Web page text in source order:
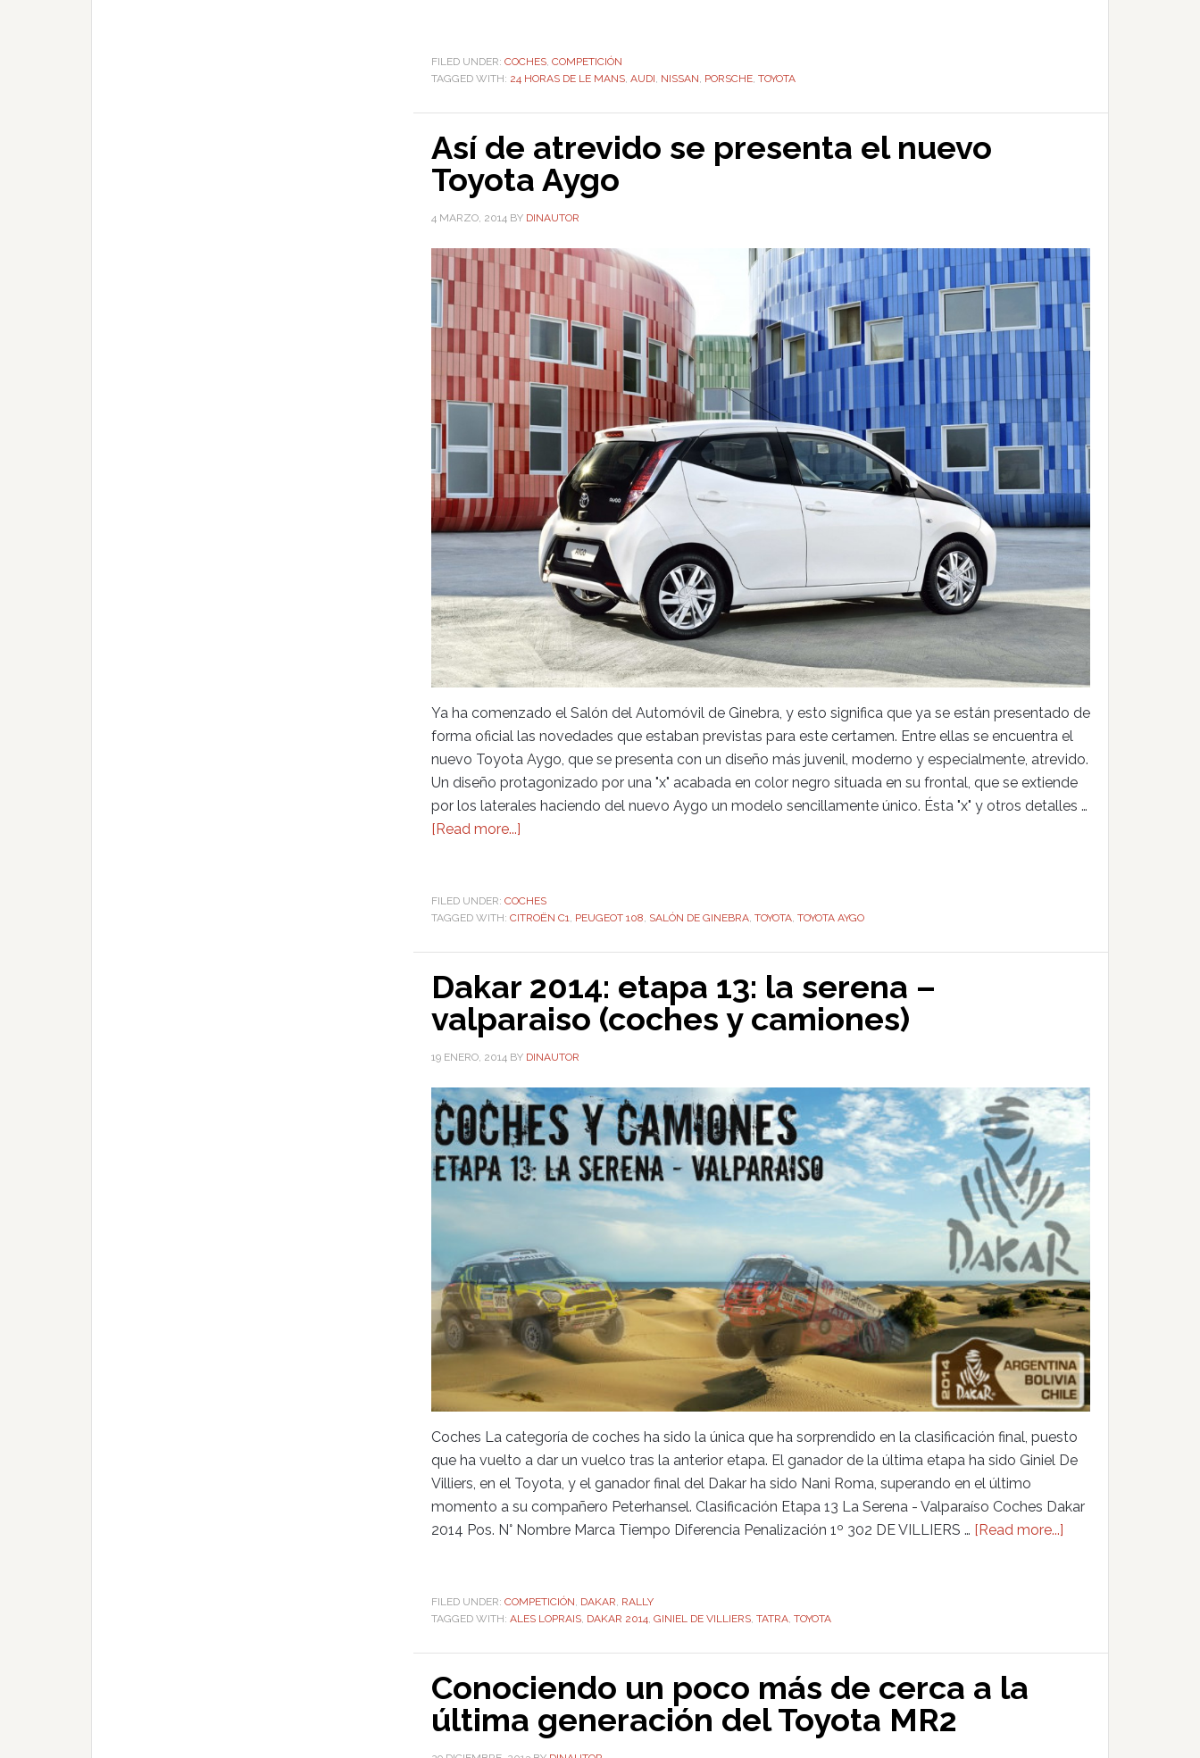
FILED UNDER: COCHES, COMPETICIÓN
TAGGED WITH: 24 HORAS DE LE MANS, AUDI, NISSAN, PORSCHE, TOYOTA
Así de atrevido se presenta el nuevo
Toyota Aygo
4 MARZO, 2014 BY DINAUTOR
Ya ha comenzado el Salón del Automóvil de Ginebra, y esto significa que ya se están presentado de
forma oficial las novedades que estaban previstas para este certamen. Entre ellas se encuentra el
nuevo Toyota Aygo, que se presenta con un diseño más juvenil, moderno y especialmente, atrevido.
Un diseño protagonizado por una "x" acabada en color negro situada en su frontal, que se extiende
por los laterales haciendo del nuevo Aygo un modelo sencillamente único. Ésta "x" y otros detalles …
[Read more...]
FILED UNDER: COCHES
TAGGED WITH: CITROËN C1, PEUGEOT 108, SALÓN DE GINEBRA, TOYOTA, TOYOTA AYGO
Dakar 2014: etapa 13: la serena –
valparaiso (coches y camiones)
19 ENERO, 2014 BY DINAUTOR
Coches La categoría de coches ha sido la única que ha sorprendido en la clasificación final, puesto
que ha vuelto a dar un vuelco tras la anterior etapa. El ganador de la última etapa ha sido Giniel De
Villiers, en el Toyota, y el ganador final del Dakar ha sido Nani Roma, superando en el último
momento a su compañero Peterhansel. Clasificación Etapa 13 La Serena - Valparaíso Coches Dakar
2014 Pos. N° Nombre Marca Tiempo Diferencia Penalización 1º 302 DE VILLIERS … [Read more...]
FILED UNDER: COMPETICIÓN, DAKAR, RALLY
TAGGED WITH: ALES LOPRAIS, DAKAR 2014, GINIEL DE VILLIERS, TATRA, TOYOTA
Conociendo un poco más de cerca a la
última generación del Toyota MR2